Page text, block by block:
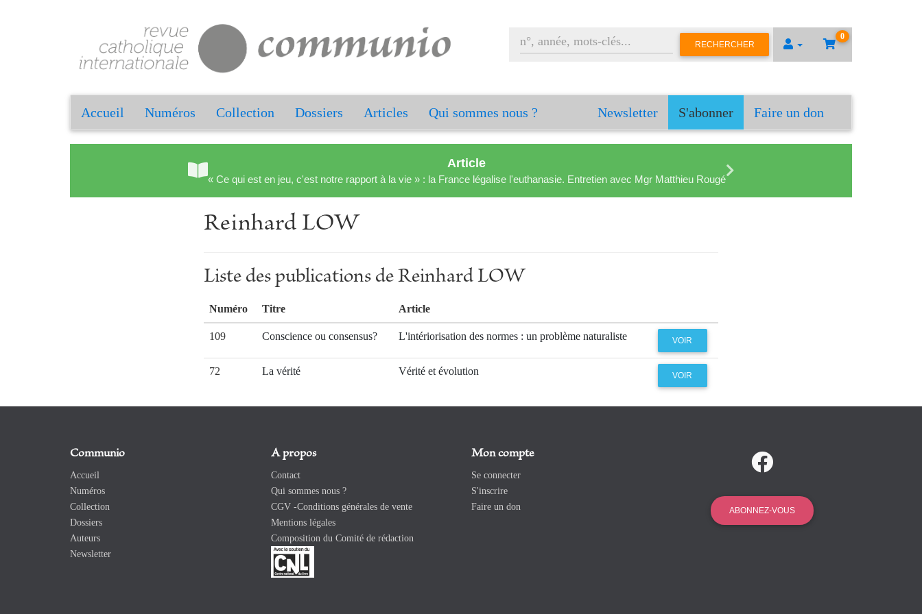
0
RECHERCHER
Accueil Numéros Collection Dossiers Articles Qui sommes nous ? Newsletter S'abonner Faire un don
Article
« Ce qui est en jeu, c'est notre rapport à la vie » : la France légalise l'euthanasie. Entretien avec Mgr Matthieu Rougé
Reinhard LOW
Liste des publications de Reinhard LOW
Numéro Titre Article
109 Conscience ou consensus? L'intériorisation des normes : un problème naturaliste VOIR
72 La vérité Vérité et évolution VOIR
Communio
Accueil
Numéros
Collection
Dossiers
Auteurs
Newsletter
A propos
Contact
Qui sommes nous ?
CGV -Conditions générales de vente
Mentions légales
Composition du Comité de rédaction
Mon compte
Se connecter
S'inscrire
Faire un don
ABONNEZ-VOUS